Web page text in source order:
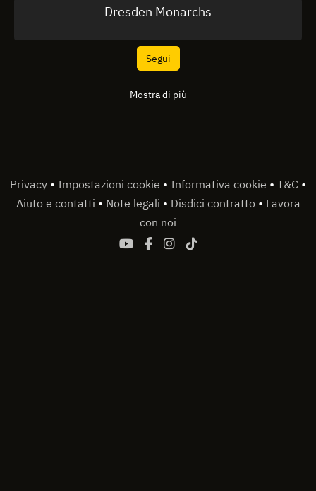
Dresden Monarchs
Segui
Mostra di più
Privacy • Impostazioni cookie • Informativa cookie • T&C •
Aiuto e contatti • Note legali • Disdici contratto • Lavora
con noi